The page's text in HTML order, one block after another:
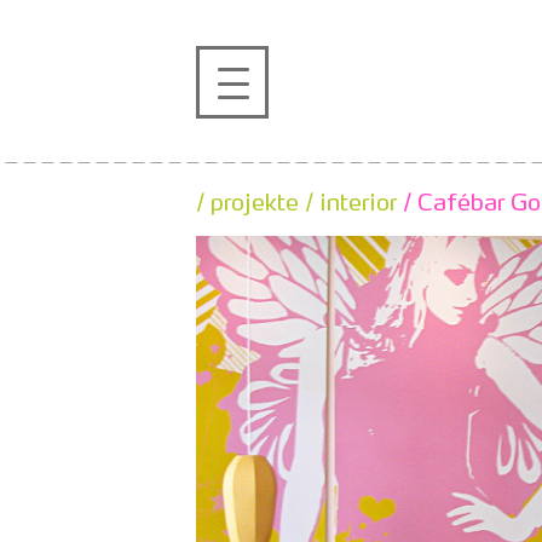
profil
kontakt
referenzen
de
/ projekte / interior/ Cafébar